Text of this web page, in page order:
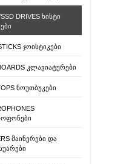
DRIVES ᲮᲘᲡᲢᲘ
ᲯᲝᲘᲡᲢᲘᲙᲔᲑᲘ
ᲙᲚᲐᲕᲘᲐᲢᲣᲠᲔᲑᲘ
ᲜᲝᲣᲗᲑᲣᲙᲔᲑᲘ
ᲛᲐᲘᲜᲔᲠᲔᲑᲘ ᲓᲐ